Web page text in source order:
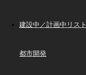
建設中／計画中リスト
都市開発